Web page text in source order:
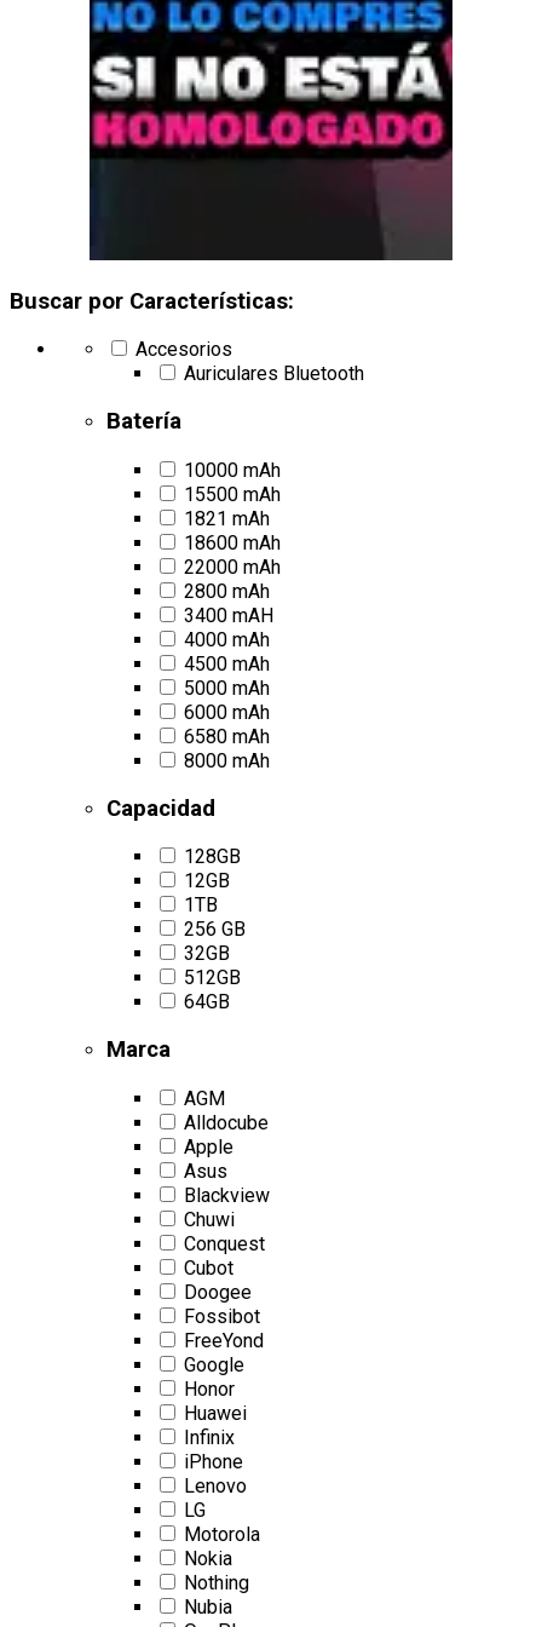
Buscar por Características:
Accesorios
Auriculares Bluetooth
Batería
10000 mAh
15500 mAh
1821 mAh
18600 mAh
22000 mAh
2800 mAh
3400 mAH
4000 mAh
4500 mAh
5000 mAh
6000 mAh
6580 mAh
8000 mAh
Capacidad
128GB
12GB
1TB
256 GB
32GB
512GB
64GB
Marca
AGM
Alldocube
Apple
Asus
Blackview
Chuwi
Conquest
Cubot
Doogee
Fossibot
FreeYond
Google
Honor
Huawei
Infinix
iPhone
Lenovo
LG
Motorola
Nokia
Nothing
Nubia